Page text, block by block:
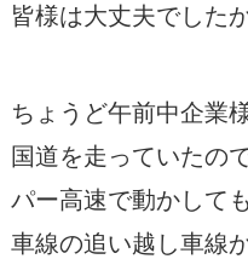
皆様は大丈夫でした
ちょうど午前中企業
国道を走っていたの
パー高速で動かして
車線の追い越し車線